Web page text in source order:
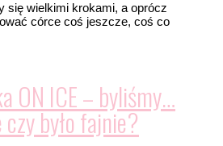
się wielkimi krokami, a oprócz
córce coś jeszcze, coś co
ON ICE – byliśmy…
było fajnie?